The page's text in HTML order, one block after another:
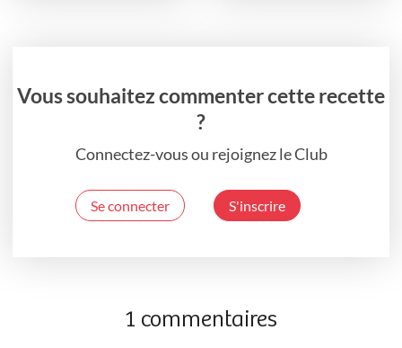
Vous souhaitez commenter cette recette
?
Connectez-vous ou rejoignez le Club
Se connecter S'inscrire
1 commentaires